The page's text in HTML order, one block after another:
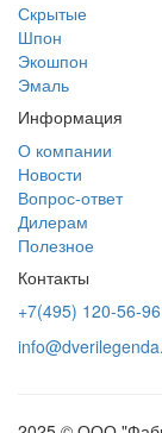
Скрытые
Шпон
Экошпон
Эмаль
Информация
О компании
Новости
Вопрос-ответ
Дилерам
Полезное
Контакты
+7(495) 120-56-96